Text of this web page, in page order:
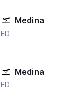
Medina
Brandenburg
Medina
Brandenburg